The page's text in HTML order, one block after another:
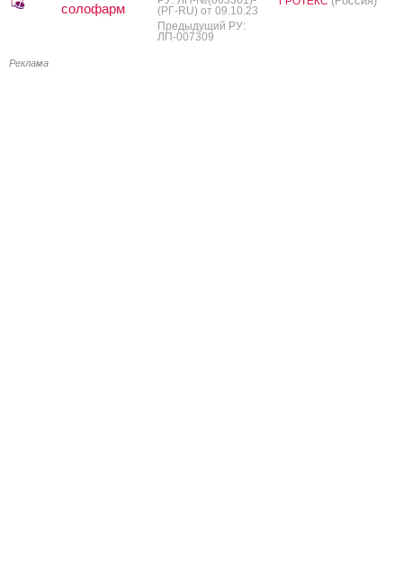
солофарм
(РГ-RU) от 09.10.23
Предыдущий РУ:
ЛП-007309
Реклама